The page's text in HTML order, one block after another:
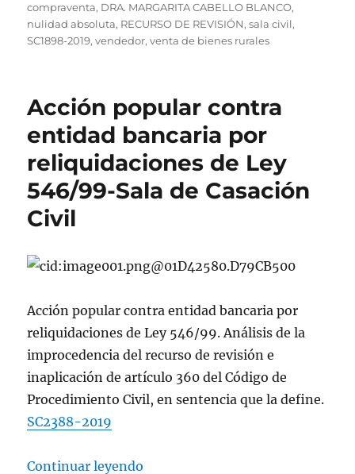
compraventa, DRA. MARGARITA CABELLO BLANCO,
nulidad absoluta, RECURSO DE REVISIÓN,sala civil,
SC1898-2019,vendedor,venta de bienes rurales
Acción popular contra
entidad bancaria por
reliquidaciones de Ley
546/99-Sala de Casación
Civil
Acción popular contra entidad bancaria por
reliquidaciones de Ley 546/99. Análisis de la
improcedencia del recurso de revisión e
inaplicación de artículo 360 del Código de
Procedimiento Civil, en sentencia que la define.
SC2388-2019
Continuar leyendo